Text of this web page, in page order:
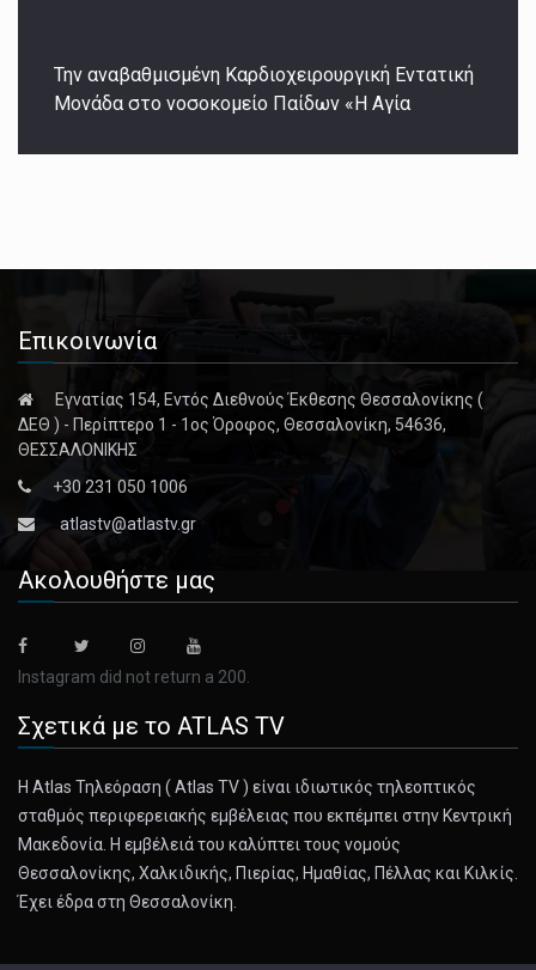
Την αναβαθμισμένη Καρδιοχειρουργική Εντατική
Μονάδα στο νοσοκομείο Παίδων «Η Αγία
Επικοινωνία
Εγνατίας 154, Εντός Διεθνούς Έκθεσης Θεσσαλονίκης (
ΔΕΘ ) - Περίπτερο 1 - 1ος Όροφος, Θεσσαλονίκη, 54636,
ΘΕΣΣΑΛΟΝΙΚΗΣ
+30 231 050 1006
atlastv@atlastv.gr
Ακολουθήστε μας
Instagram did not return a 200.
Σχετικά με το ATLAS TV
Η Atlas Τηλεόραση ( Atlas TV ) είναι ιδιωτικός τηλεοπτικός
σταθμός περιφερειακής εμβέλειας που εκπέμπει στην Κεντρική
Μακεδονία. Η εμβέλειά του καλύπτει τους νομούς
Θεσσαλονίκης, Χαλκιδικής, Πιερίας, Ημαθίας, Πέλλας και Κιλκίς.
Έχει έδρα στη Θεσσαλονίκη.